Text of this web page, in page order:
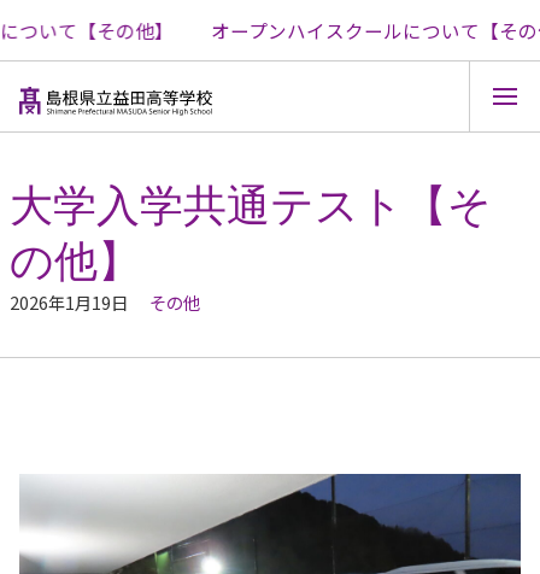
コ
テ
ン
ツ
へ
ス
キ
プ
いて【その他】 オープンハイスクールについて【その
大学入学共通テスト【そ
の他】
2026年1月19日 その他